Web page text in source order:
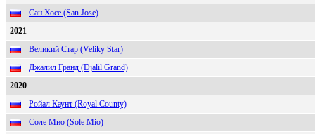
Сан Хосе (San Jose)
2021
Великий Стар (Veliky Star)
Джалил Гранд (Djalil Grand)
2020
Ройал Каунт (Royal County)
Соле Мио (Sole Mio)